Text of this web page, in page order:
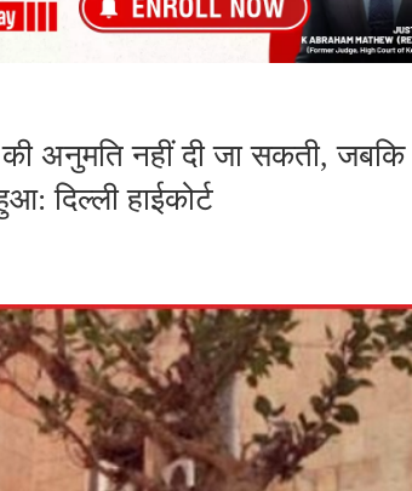
अनुमति नहीं दी जा सकती, जबकि
दिल्ली हाईकोर्ट